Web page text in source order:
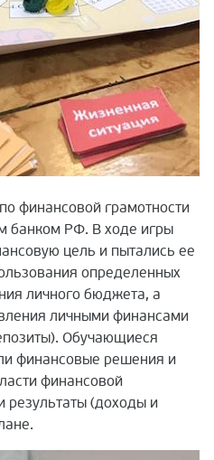
финансовой грамотности
банком РФ. В ходе игры
цель и пытались ее
определенных
личного бюджета, а
личными финансами
Обучающиеся
финансовые решения и
финансовой
результаты (доходы и